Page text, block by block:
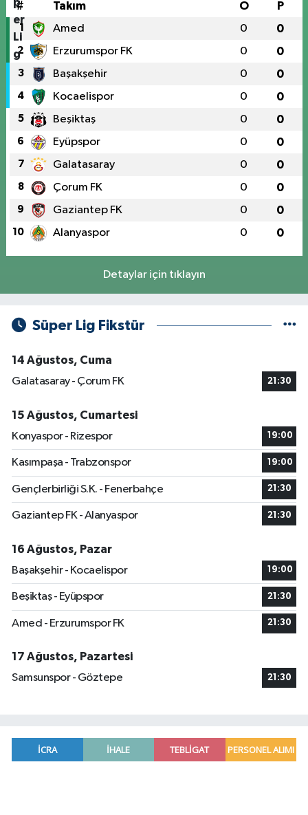
# Takım O P
1 Amed 0 0
2 Erzurumspor FK 0 0
3 Başakşehir 0 0
4 Kocaelispor 0 0
5 Beşiktaş 0 0
6 Eyüpspor 0 0
7 Galatasaray 0 0
8 Çorum FK 0 0
9 Gaziantep FK 0 0
10 Alanyaspor 0 0
Detaylar için tıklayın
Süper Lig Fikstür
14 Ağustos, Cuma
Galatasaray - Çorum FK
21:30
15 Ağustos, Cumartesi
Konyaspor - Rizespor
19:00
Kasımpaşa - Trabzonspor 19:00
Gençlerbirliği S.K. - Fenerbahçe 21:30
Gaziantep FK - Alanyaspor 21:30
16 Ağustos, Pazar
Başakşehir - Kocaelispor
19:00
Beşiktaş - Eyüpspor 21:30
Amed - Erzurumspor FK 21:30
17 Ağustos, Pazartesi
Samsunspor - Göztepe
21:30